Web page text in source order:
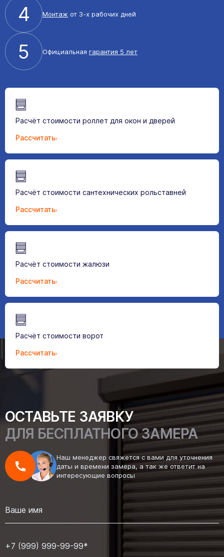
4 Монтаж от 3-х рабочих дней
5 Официальная гарантия 5 лет
Расчёт стоимости роллет для окон и дверей
Рассчитать
Расчёт стоимости сантехнических рольставней
Рассчитать
Расчёт стоимости жалюзи
Рассчитать
Расчёт стоимости ворот
Рассчитать
ОСТАВЬТЕ ЗАЯВКУ
ДЛЯ БЕСПЛАТНОГО ЗАМЕРА
Наш менеджер свяжется с вами для уточнения
даты и времени замера, а так же ответит на
интересующие вопросы